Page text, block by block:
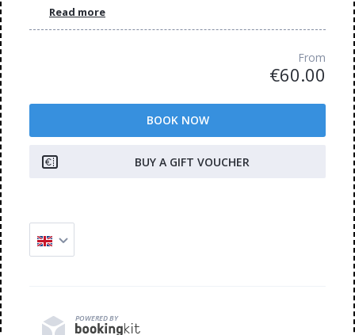
Read more
From
€60.00
BOOK NOW
BUY A GIFT VOUCHER
POWERED BY